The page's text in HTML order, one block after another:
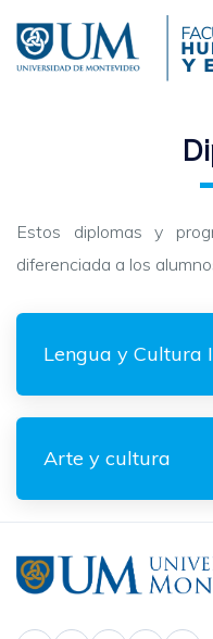
contenido
principal
Estos diplomas y
diferenciada a los
Lengua y Cultura
Arte y cultura